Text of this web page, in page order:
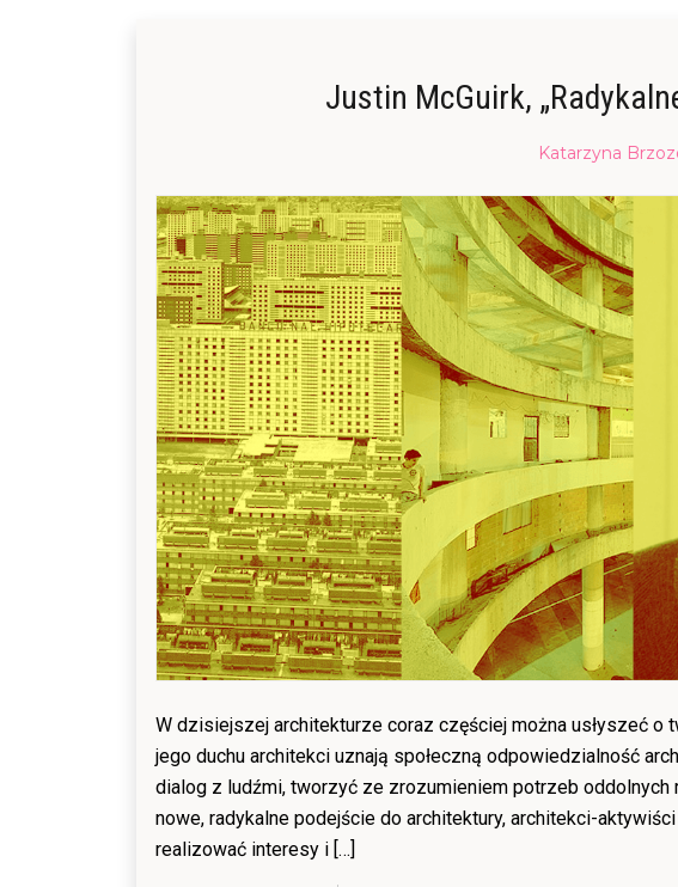
wJustin McGuirk,
Posted
23/01/201607/
Katarzyna
W dzisiejszej architekturze coraz częściej można usłyszeć o
jego duchu architekci uznają społeczną odpowiedzialność
dialog z ludźmi, tworzyć ze zrozumieniem potrzeb
nowe, radykalne podejście do architektury, architekci-
realizować interesy i […]